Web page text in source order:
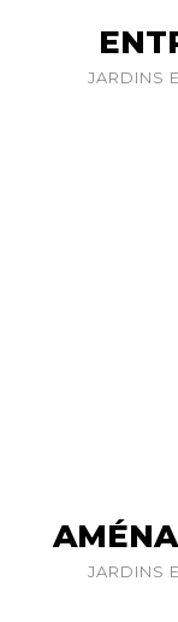
JARDINS
JARDINS